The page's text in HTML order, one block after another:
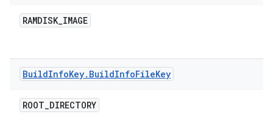
RAMDISK_IMAGE
BuildInfoKey. BuildInfoFileKey
ROOT_DIRECTORY